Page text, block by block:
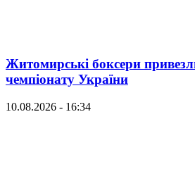
Житомирські боксери
чемпіонату України
10.08.2026 - 16:34